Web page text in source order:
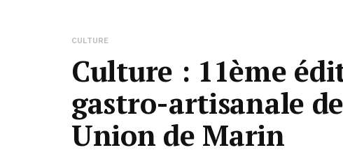
CULTURE
Culture : 11ème
gastro-artisanale
Union de Marin